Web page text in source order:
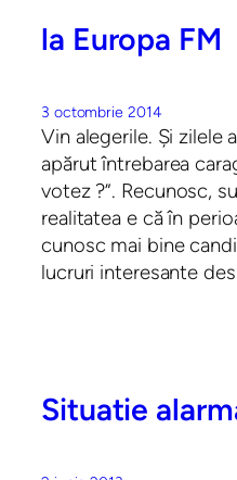
la Europa FM
3 octombrie 2014
Vin alegerile. Și zilele
apărut întrebarea
votez ?”. Recunosc,
realitatea e că în
cunosc mai bine
lucruri interesante
Situatie